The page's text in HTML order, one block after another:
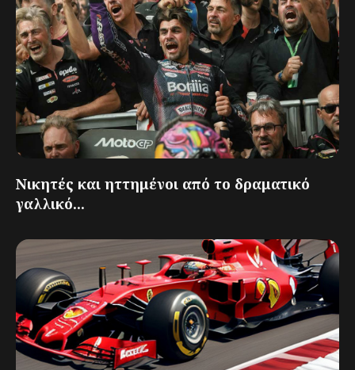
Νικητές και ηττημένοι από το δραματικό
γαλλικό...